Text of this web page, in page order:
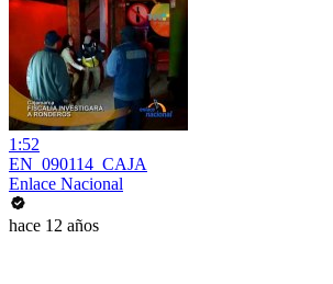
1:52
EN_090114_CAJA
Enlace Nacional
hace 12 años